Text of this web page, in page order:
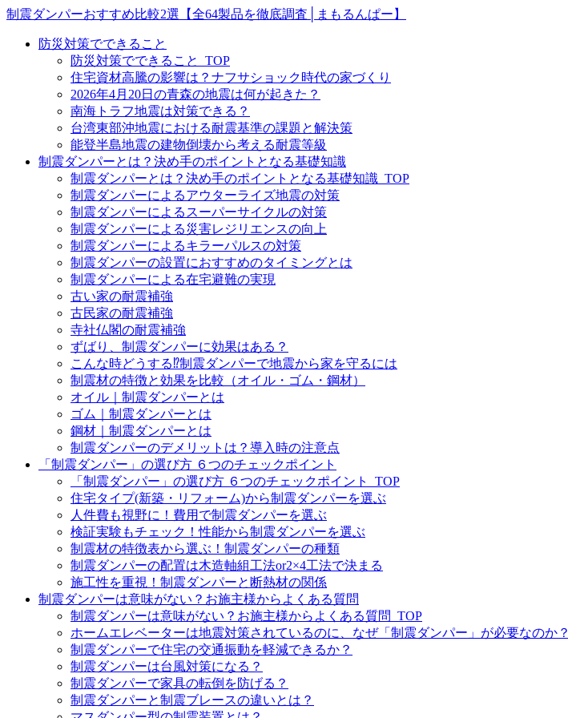
制震ダンパーおすすめ比較2選【全64製品を徹底調査│まもるんぱー】
防災対策でできること
防災対策でできること_TOP
住宅資材高騰の影響は？ナフサショック時代の家づくり
2026年4月20日の青森の地震は何が起きた？
南海トラフ地震は対策できる？
台湾東部沖地震における耐震基準の課題と解決策
能登半島地震の建物倒壊から考える耐震等級
制震ダンパーとは？決め手のポイントとなる基礎知識
制震ダンパーとは？決め手のポイントとなる基礎知識_TOP
制震ダンパーによるアウターライズ地震の対策
制震ダンパーによるスーパーサイクルの対策
制震ダンパーによる災害レジリエンスの向上
制震ダンパーによるキラーパルスの対策
制震ダンパーの設置におすすめのタイミングとは
制震ダンパーによる在宅避難の実現
古い家の耐震補強
古民家の耐震補強
寺社仏閣の耐震補強
ずばり、制震ダンパーに効果はある？
こんな時どうする⁉制震ダンパーで地震から家を守るには
制震材の特徴と効果を比較（オイル・ゴム・鋼材）
オイル｜制震ダンパーとは
ゴム｜制震ダンパーとは
鋼材｜制震ダンパーとは
制震ダンパーのデメリットは？導入時の注意点
「制震ダンパー」の選び方 ６つのチェックポイント
「制震ダンパー」の選び方 ６つのチェックポイント_TOP
住宅タイプ(新築・リフォーム)から制震ダンパーを選ぶ
人件費も視野に！費用で制震ダンパーを選ぶ
検証実験もチェック！性能から制震ダンパーを選ぶ
制震材の特徴表から選ぶ！制震ダンパーの種類
制震ダンパーの配置は木造軸組工法or2×4工法で決まる
施工性を重視！制震ダンパーと断熱材の関係
制震ダンパーは意味がない？お施主様からよくある質問
制震ダンパーは意味がない？お施主様からよくある質問_TOP
ホームエレベーターは地震対策されているのに、なぜ「制震ダンパー」が必要なのか？
制震ダンパーで住宅の交通振動を軽減できるか？
制震ダンパーは台風対策になる？
制震ダンパーで家具の転倒を防げる？
制震ダンパーと制震ブレースの違いとは？